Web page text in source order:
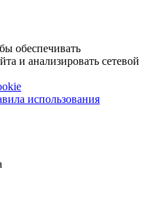
обеспечивать
и анализировать сетевой
использования